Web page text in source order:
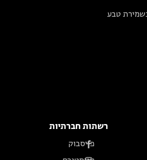
טבע
רשתות חברתיות
פייסבוק